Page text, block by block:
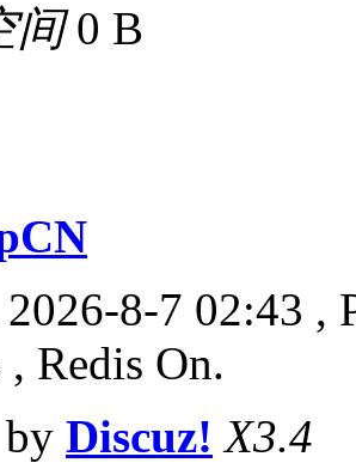
间0 B
8-7 02:43 ,
, Redis On.
Discuz! X3.4